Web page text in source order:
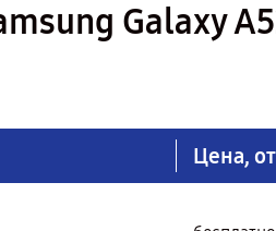
Galaxy
Цена, от